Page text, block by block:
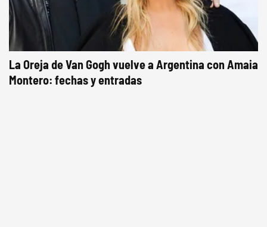
La Oreja de Van Gogh vuelve a Argentina con Amaia
Montero: fechas y entradas